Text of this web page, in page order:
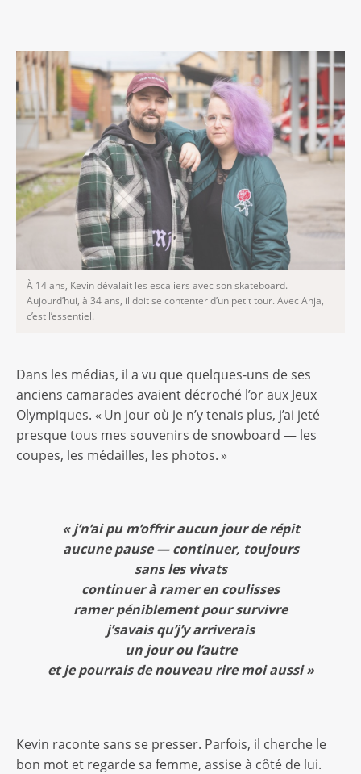
À 14 ans, Kevin dévalait les escaliers avec son skateboard.
Aujourd’hui, à 34 ans, il doit se contenter d’un petit tour. Avec Anja,
c’est l’essentiel.
Dans les médias, il a vu que quelques-uns de ses
anciens camarades avaient décroché l’or aux Jeux
Olympiques. « Un jour où je n’y tenais plus, j’ai jeté
presque tous mes souvenirs de snowboard — les
coupes, les médailles, les photos. »
« j’n’ai pu m’offrir aucun jour de répit
aucune pause — continuer, toujours
sans les vivats
continuer à ramer en coulisses
ramer péniblement pour survivre
j’savais qu’j’y arriverais
un jour ou l’autre
et je pourrais de nouveau rire moi aussi »
Kevin raconte sans se presser. Parfois, il cherche le
bon mot et regarde sa femme, assise à côté de lui.